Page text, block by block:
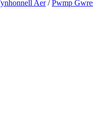
Aer/Pwmp